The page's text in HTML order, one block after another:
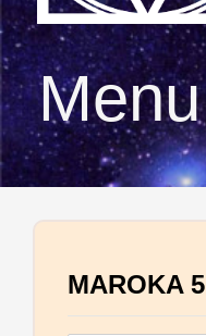
Menu
MAROKA 5